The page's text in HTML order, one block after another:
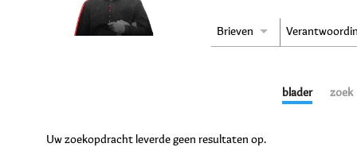
Brieven
blader zoek
Uw zoekopdracht leverde geen resultaten op.